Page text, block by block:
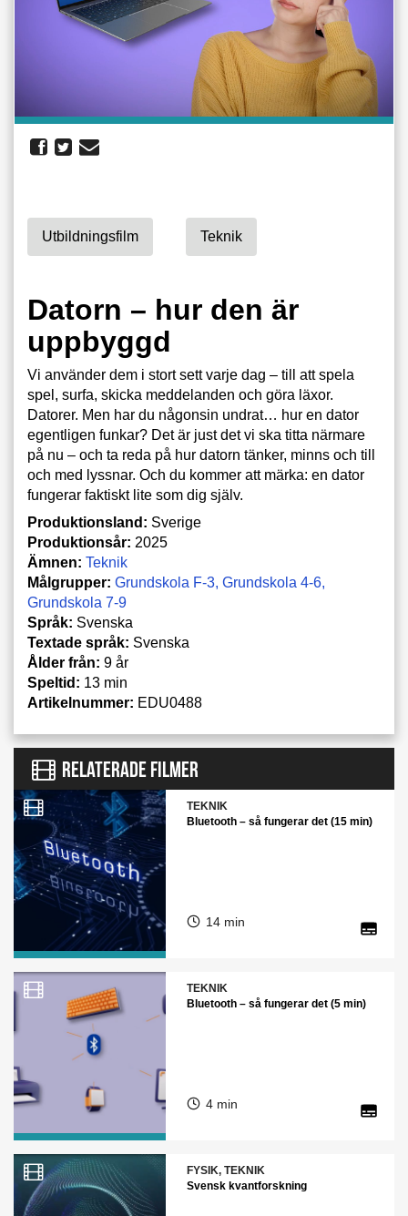
Utbildningsfilm Teknik
Datorn – hur den är
uppbyggd
Vi använder dem i stort sett varje dag – till att spela
spel, surfa, skicka meddelanden och göra läxor.
Datorer. Men har du någonsin undrat… hur en dator
egentligen funkar? Det är just det vi ska titta närmare
på nu – och ta reda på hur datorn tänker, minns och till
och med lyssnar. Och du kommer att märka: en dator
fungerar faktiskt lite som dig själv.
Produktionsland: Sverige
Produktionsår: 2025
Ämnen: Teknik
Målgrupper: Grundskola F-3 Grundskola 4-6
Grundskola 7-9
Språk: Svenska
Textade språk: Svenska
Ålder från: 9 år
Speltid: 13 min
Artikelnummer: EDU0488
RELATERADE FILMER
TEKNIK
Bluetooth – så fungerar det (15 min)
14 min
TEKNIK
Bluetooth – så fungerar det (5 min)
4 min
FYSIK, TEKNIK
Svensk kvantforskning